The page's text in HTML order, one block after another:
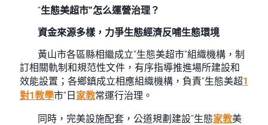
“生態美超市”怎么運營治理？
資金來源多樣，力爭生態經濟反哺生態環境
黃山市各區縣相繼成立“生態美超市”組織機構，制
訂相關軌制和規范性文件，有序指導推進場所建設和
效能設置；各鄉鎮成立相應組織機構，負責“生態美超1
對1教學市”日 家教常運行治理。
同時，完美設施配套，公道規劃建設“生態家教美